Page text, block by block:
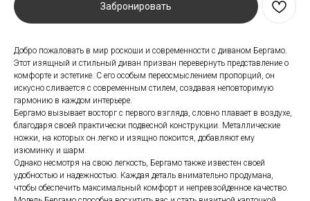
Забронировать
Добро пожаловать в мир роскоши и современности с диваном Бергамо.
Этот изящный и стильный диван призван перевернуть представление о
комфорте и эстетике. С его особым переосмыслением пропорций, он
искусно сливается с современным стилем, создавая неповторимую
гармонию в каждом интерьере.
Бергамо вызывает восторг с первого взгляда, словно плавает в воздухе,
благодаря своей практически подвесной конструкции. Металлические
ножки, на которых он легко и изящно покоится, добавляют ему
изюминку и шарм.
Однако несмотря на свою легкость, Бергамо также известен своей
удобностью и надежностью. Каждая деталь внимательно продумана,
чтобы обеспечить максимальный комфорт и непревзойденное качество.